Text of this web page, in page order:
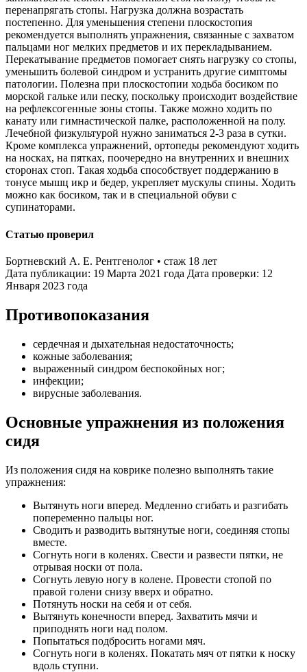
перенапрягать стопы. Нагрузка должна возрастать
постепенно. Для уменьшения степени плоскостопия
рекомендуется выполнять упражнения, связанные с захватом
пальцами ног мелких предметов и их перекладыванием.
Перекатывание предметов помогает снять нагрузку со стопы,
уменьшить болевой синдром и устранить другие симптомы
патологии. Полезна при плоскостопии ходьба босиком по
морской гальке или песку, поскольку происходит воздействие
на рефлексогенные зоны стопы. Также можно ходить по
канату или гимнастической палке, расположенной на полу.
Лечебной физкультурой нужно заниматься 2-3 раза в сутки.
Кроме комплекса упражнений, ортопеды рекомендуют ходить
на носках, на пятках, поочередно на внутренних и внешних
сторонах стоп. Такая ходьба способствует поддержанию в
тонусе мышц икр и бедер, укрепляет мускулы спины. Ходить
можно как босиком, так и в специальной обуви с
супинаторами.
Статью проверил
Бортневский А. Е. Рентгенолог • стаж 18 лет
Дата публикации: 19 Марта 2021 года Дата проверки: 12
Января 2023 года
Противопоказания
сердечная и дыхательная недостаточность;
кожные заболевания;
выраженный синдром беспокойных ног;
инфекции;
вирусные заболевания.
Основные упражнения из положения
сидя
Из положения сидя на коврике полезно выполнять такие
упражнения:
Вытянуть ноги вперед. Медленно сгибать и разгибать
попеременно пальцы ног.
Сводить и разводить вытянутые ноги, соединяя стопы
вместе.
Согнуть ноги в коленях. Свести и развести пятки, не
отрывая носки от пола.
Согнуть левую ногу в колене. Провести стопой по
правой голени снизу вверх и обратно.
Потянуть носки на себя и от себя.
Вытянуть конечности вперед. Захватить мячи и
приподнять ноги над полом.
Попытаться подбросить ногами мяч.
Согнуть ноги в коленях. Покатать мяч от пятки к носку
вдоль ступни.